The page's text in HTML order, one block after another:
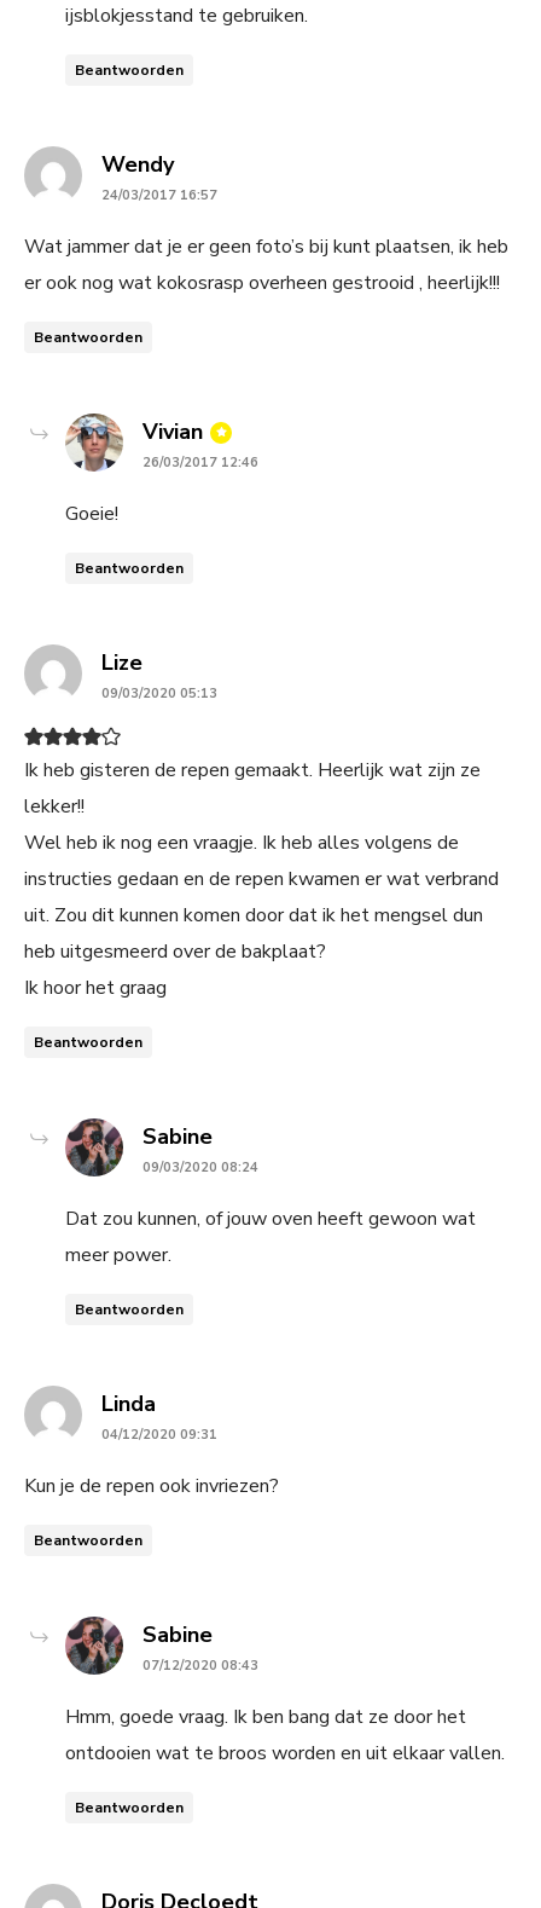
ijsblokjesstand te gebruiken.
Beantwoorden
Wendysays:
24/03/2017 16:57
Wat jammer dat je er geen foto’s bij kunt plaatsen, ik heb
er ook nog wat kokosrasp overheen gestrooid , heerlijk!!!
Beantwoorden
Vivian says:
26/03/2017 12:46
Goeie!
Beantwoorden
Lizesays:
09/03/2020 05:13
Ik heb gisteren de repen gemaakt. Heerlijk wat zijn ze
lekker!!
Wel heb ik nog een vraagje. Ik heb alles volgens de
instructies gedaan en de repen kwamen er wat verbrand
uit. Zou dit kunnen komen door dat ik het mengsel dun
heb uitgesmeerd over de bakplaat?
Ik hoor het graag
Beantwoorden
Sabinesays:
09/03/2020 08:24
Dat zou kunnen, of jouw oven heeft gewoon wat
meer power.
Beantwoorden
Linda
04/12/2020 09:31
Kun je de repen ook invriezen?
Beantwoorden
Sabinesays:
07/12/2020 08:43
Hmm, goede vraag. Ik ben bang dat ze door het
ontdooien wat te broos worden en uit elkaar vallen.
Beantwoorden
Doris Decloedtsays: